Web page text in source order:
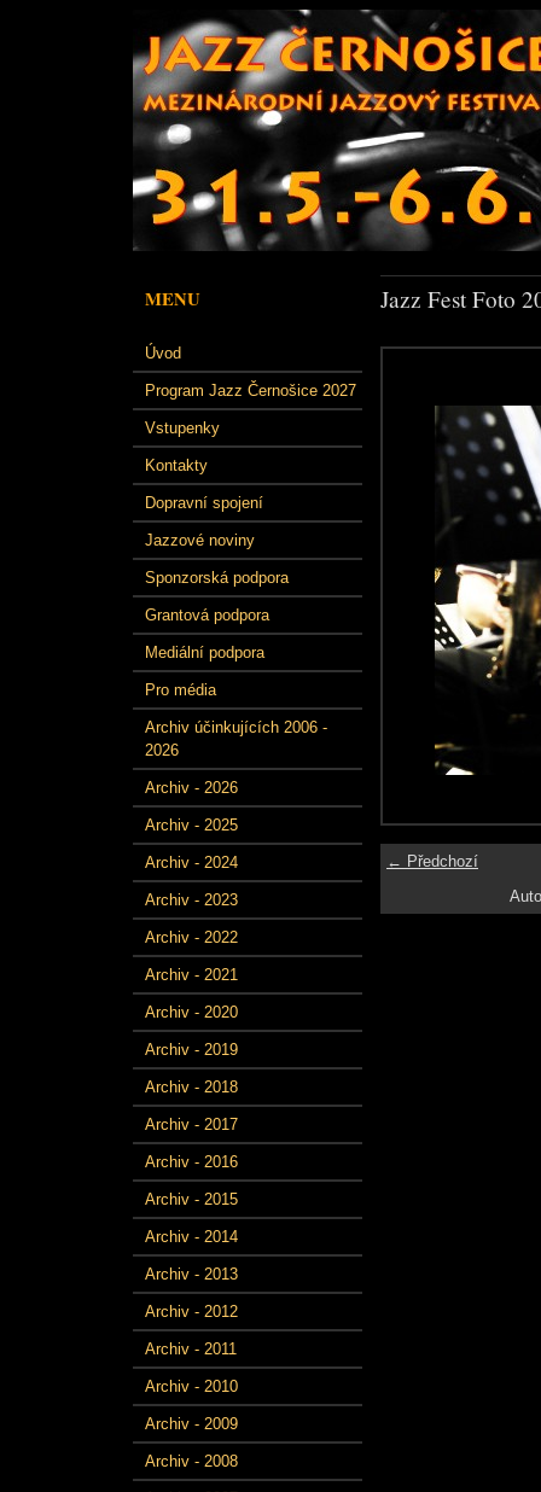
MENU
Úvod
Program Jazz Černošice 2027
Vstupenky
Kontakty
Dopravní spojení
Jazzové noviny
Sponzorská podpora
Grantová podpora
Mediální podpora
Pro média
Archiv účinkujících 2006 -
2026
Archiv - 2026
Archiv - 2025
Archiv - 2024
Archiv - 2023
Archiv - 2022
Archiv - 2021
Archiv - 2020
Archiv - 2019
Archiv - 2018
Archiv - 2017
Archiv - 2016
Archiv - 2015
Archiv - 2014
Archiv - 2013
Archiv - 2012
Archiv - 2011
Archiv - 2010
Archiv - 2009
Archiv - 2008
Jazz Fest Foto
← Předchozí